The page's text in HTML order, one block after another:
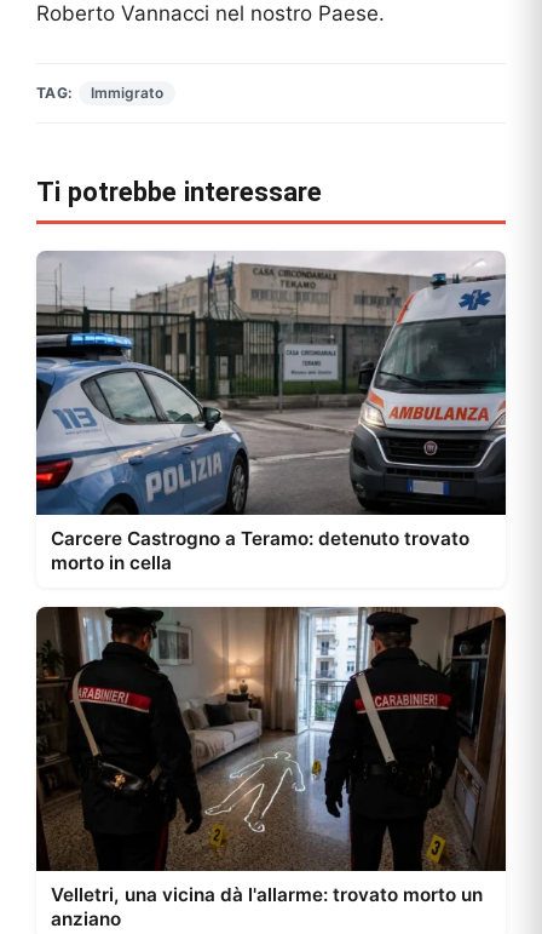
Roberto Vannacci nel nostro Paese.
TAG: Immigrato
Ti potrebbe interessare
Carcere Castrogno a Teramo: detenuto trovato
morto in cella
Velletri, una vicina dà l'allarme: trovato morto un
anziano